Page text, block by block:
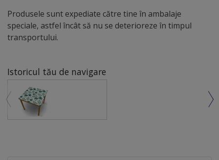
Produsele sunt expediate către tine în ambalaje
speciale, astfel încât să nu se deterioreze în timpul
transportului.
Istoricul tău de navigare